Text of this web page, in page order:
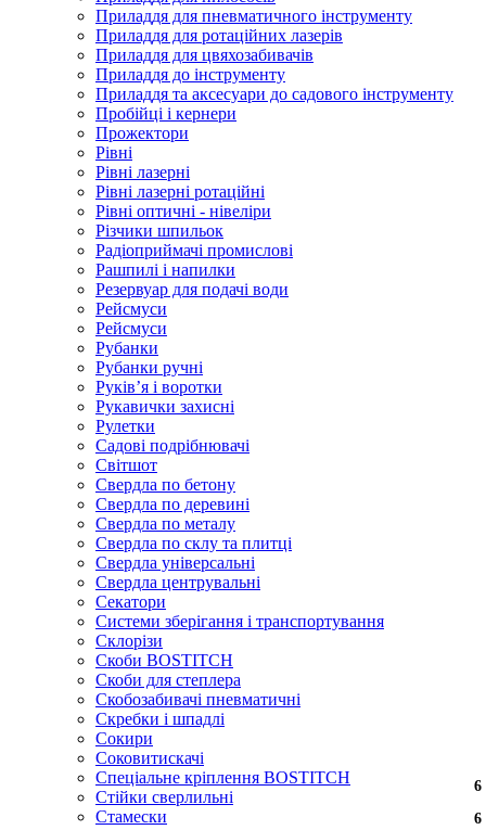
Приладдя для пневматичного інструменту
Приладдя для ротаційних лазерів
Приладдя для цвяхозабивачів
Приладдя до інструменту
Приладдя та аксесуари до садового інструменту
Пробійці і кернери
Прожектори
Рівні
Рівні лазерні
Рівні лазерні ротаційні
Рівні оптичні - нівеліри
Різчики шпильок
Радіоприймачі промислові
Рашпилі і напилки
Резервуар для подачі води
Рейсмуси
Рейсмуси
Рубанки
Рубанки ручні
Руківʼя і воротки
Рукавички захисні
Рулетки
Садові подрібнювачі
Світшот
Свердла по бетону
Свердла по деревині
Свердла по металу
Свердла по склу та плитці
Свердла універсальні
Свердла центрувальні
Секатори
Системи зберігання і транспортування
Склорізи
Скоби BOSTITCH
Скоби для степлера
Скобозабивачі пневматичні
Скребки і шпадлі
Сокири
Соковитискачі
Спеціальне кріплення BOSTITCH
Стійки сверлильні
Стамески
6
6
6
6
6
6
6
6
6
6
6
6
6
6
6
6